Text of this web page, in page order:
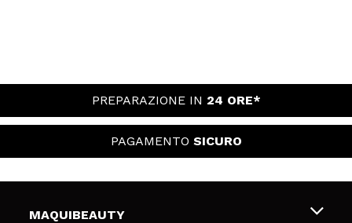
PREPARAZIONE IN 24 ORE*
PAGAMENTO SICURO
MAQUIBEAUTY